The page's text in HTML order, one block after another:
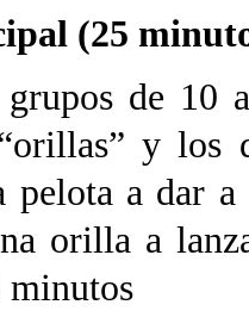
(25
grupos de 10
y los
pelota a dar
orilla a
minutos